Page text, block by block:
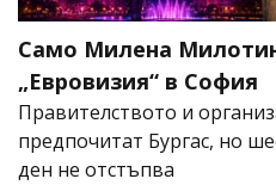
Само Милена
„Евровизия“ в София
Правителството и
предпочитат Бургас, но
ден не отстъпва